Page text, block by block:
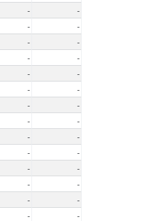
-
-
-
-
-
-
-
-
-
-
-
-
-
-
-
-
-
-
-
-
-
-
-
-
-
-
-
-